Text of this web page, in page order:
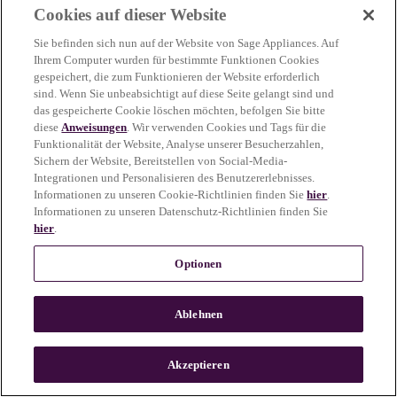
more information)
n
Cookies auf dieser Website
Sie befinden sich nun auf der Website von Sage Appliances. Auf
Ihrem Computer wurden für bestimmte Funktionen Cookies
gespeichert, die zum Funktionieren der Website erforderlich
sind. Wenn Sie unbeabsichtigt auf diese Seite gelangt sind und
das gespeicherte Cookie löschen möchten, befolgen Sie bitte
dieseAnweisungen. Wir verwenden Cookies und Tags für die
Funktionalität der Website, Analyse unserer Besucherzahlen,
Sichern der Website, Bereitstellen von Social-Media-
Integrationen und Personalisieren des Benutzererlebnisses.
Informationen zu unseren Cookie-Richtlinien finden Siehier.
Informationen zu unseren Datenschutz-Richtlinien finden Sie
hier.
Optionen
Ablehnen
Akzeptieren